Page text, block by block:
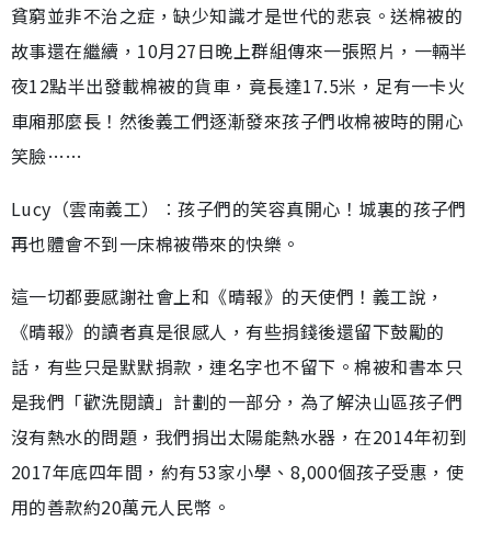
貧窮並非不治之症，缺少知識才是世代的悲哀。送棉被的
故事還在繼續，10月27日晚上群組傳來一張照片，一輛半
夜12點半出發載棉被的貨車，竟長達17.5米，足有一卡火
車廂那麼長！然後義工們逐漸發來孩子們收棉被時的開心
笑臉……
Lucy（雲南義工）︰孩子們的笑容真開心！城裏的孩子們
再也體會不到一床棉被帶來的快樂。
這一切都要感謝社會上和《晴報》的天使們！義工說，
《晴報》的讀者真是很感人，有些捐錢後還留下鼓勵的
話，有些只是默默捐款，連名字也不留下。棉被和書本只
是我們「歡洗閱讀」計劃的一部分，為了解決山區孩子們
沒有熱水的問題，我們捐出太陽能熱水器，在2014年初到
2017年底四年間，約有53家小學、8,000個孩子受惠，使
用的善款約20萬元人民幣。